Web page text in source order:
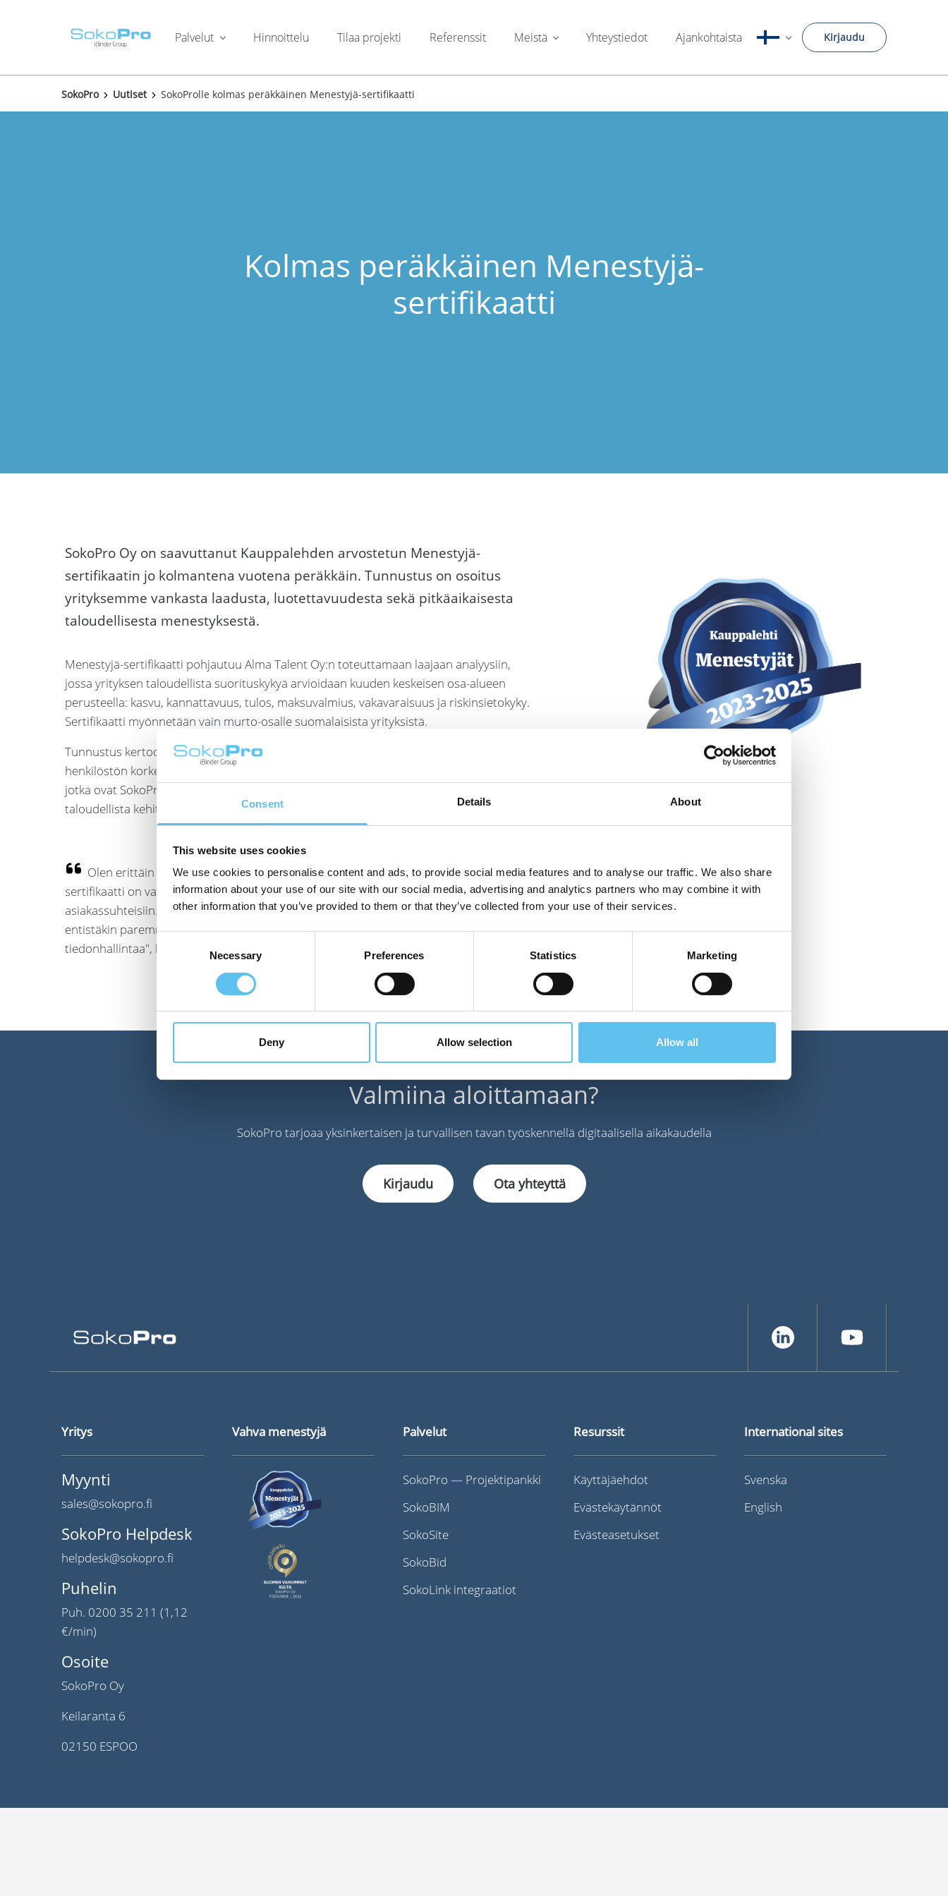
Consent Details About
This website uses cookies
We use cookies to personalise content and ads, to provide social media features and to analyse our traffic. We also share
information about your use of our site with our social media, advertising and analytics partners who may combine it with
other information that you’ve provided to them or that they’ve collected from your use of their services.
Selection
Necessary Preferences Statistics Marketing
Deny Allow selection Allow all
Palvelut Hinnoittelu Tilaa projekti Referenssit Meistä Yhteystiedot Ajankohtaista Kirjaudu
SokoPro Uutiset SokoProlle kolmas peräkkäinen Menestyjä-sertifikaatti
Kolmas peräkkäinen Menestyjä-
sertifikaatti
SokoPro Oy on saavuttanut Kauppalehden arvostetun Menestyjä-
sertifikaatin jo kolmantena vuotena peräkkäin. Tunnustus on osoitus
yrityksemme vankasta laadusta, luotettavuudesta sekä pitkäaikaisesta
taloudellisesta menestyksestä.
Menestyjä-sertifikaatti pohjautuu Alma Talent Oy:n toteuttamaan laajaan analyysiin,
jossa yrityksen taloudellista suorituskykyä arvioidaan kuuden keskeisen osa-alueen
perusteella: kasvu, kannattavuus, tulos, maksuvalmius, vakavaraisuus ja riskinsietokyky.
Sertifikaatti myönnetään vain murto-osalle suomalaisista yrityksistä.
Tunnustus kertoo johdon visionäärisyydestä, toimivasta liiketoimintastrategiasta,
henkilöstön korkeasta osaamisesta ja sitoutumisesta sekä jatkuvasta kehittymisestä,
jotka ovat SokoProssa vankalla pohjalla. Sertifikaatti ennakoi myös kestävää
taloudellista kehitystä tulevaisuudessa.
Olen erittäin ylpeä SokoPro-tiimin sitoutumisesta ja kovasta työstä. Menestyjä-
sertifikaatti on vahva osoitus panostuksemme laatuun, luotettavuuteen ja
asiakassuhteisiin. Jatkamme määrätietoista työtämme kehittääksemme SokoProta
entistäkin paremmaksi kumppaniksi asiakkaillemme, jotka tavoittelevat parempaa
tiedonhallintaa", kertoo SokoPron maajohtaja Rasmus Vainio.
Valmiina aloittamaan?
SokoPro tarjoaa yksinkertaisen ja turvallisen tavan työskennellä digitaalisella aikakaudella
Kirjaudu Ota yhteyttä
Yritys
Myynti
sales@sokopro.fi
SokoPro Helpdesk
helpdesk@sokopro.fi
Puhelin
Puh. 0200 35 211 (1,12
€/min)
Osoite
SokoPro Oy
Keilaranta 6
02150 ESPOO
Vahva menestyjä Palvelut
SokoPro — Projektipankki
SokoBIM
SokoSite
SokoBid
SokoLink integraatiot
Resurssit
Käyttäjäehdot
Evästekäytännöt
Evästeasetukset
International sites
Svenska
English